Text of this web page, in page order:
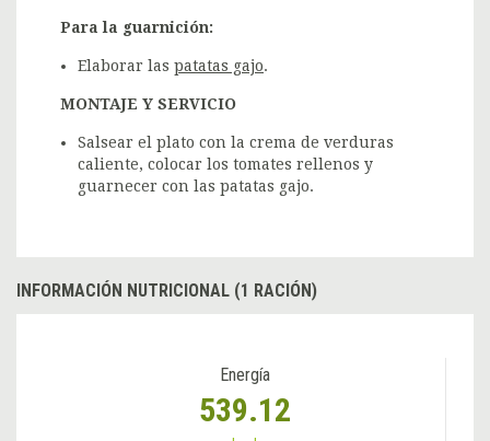
Para la guarnición:
Elaborar las patatas gajo.
MONTAJE Y SERVICIO
Salsear el plato con la crema de verduras
caliente, colocar los tomates rellenos y
guarnecer con las patatas gajo.
INFORMACIÓN NUTRICIONAL (1 RACIÓN)
Energía
539.12